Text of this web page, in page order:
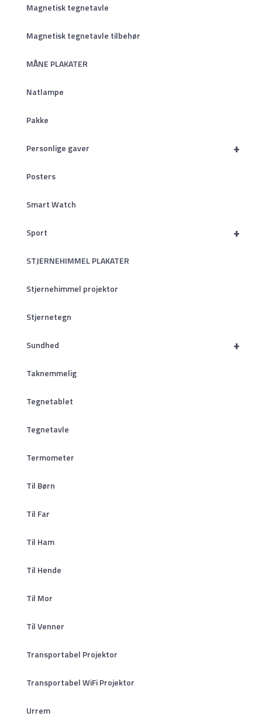
Magnetisk tegnetavle
Magnetisk tegnetavle tilbehør
MÅNE PLAKATER
Natlampe
Pakke
+
Personlige gaver
Posters
Smart Watch
+
Sport
STJERNEHIMMEL PLAKATER
Stjernehimmel projektor
Stjernetegn
+
Sundhed
Taknemmelig
Tegnetablet
Tegnetavle
Termometer
Til Børn
Til Far
Til Ham
Til Hende
Til Mor
Til Venner
Transportabel Projektor
Transportabel WiFi Projektor
Urrem